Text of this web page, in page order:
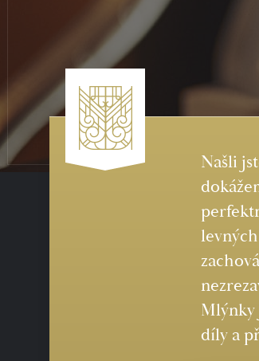
Našli
Mlýnky
díly a